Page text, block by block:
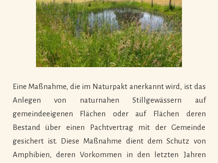
Eine Maßnahme, die im Naturpakt anerkannt wird, ist das
Anlegen von naturnahen Stillgewässern auf
gemeindeeigenen Flächen oder auf Flächen deren
Bestand über einen Pachtvertrag mit der Gemeinde
gesichert ist. Diese Maßnahme dient dem Schutz von
Amphibien, deren Vorkommen in den letzten Jahren